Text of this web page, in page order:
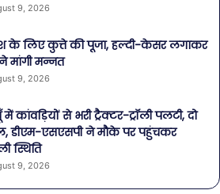
9, 2026
के लिए कुत्ते की पूजा, हल्दी-केसर लगाकर
मांगी मन्नत
9, 2026
में कांवड़ियों से भरी ट्रैक्टर-ट्रॉली पलटी, दो
डीएम-एसएसपी ने मौके पर पहुंचकर
स्थिति
9, 2026